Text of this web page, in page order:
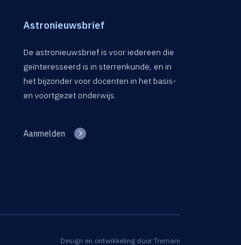
Astronieuwsbrief
De astronieuwsbrief is voor iedereen die
geïnteresseerd is in sterrenkunde, en in
het bijzonder voor docenten in het basis-
en voortgezet onderwijs.
Aanmelden
Design en ontwikkeling door Tremani